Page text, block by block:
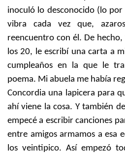
inoculó lo desconocido (lo
vibra cada vez que,
reencuentro con él. De
los 20, le escribí una carta a
cumpleaños en la que le
poema. Mi abuela me había
Concordia una lapicera para
ahí viene la cosa. Y también
empecé a escribir canciones
entre amigos armamos a esa
los veintipico. Así empezó